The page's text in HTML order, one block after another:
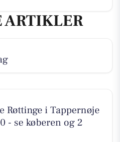
ARTIKLER
Røttinge i Tappernøje
- se køberen og 2